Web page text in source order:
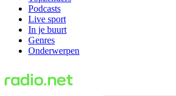
Podcasts
Live sport
In je buurt
Genres
Onderwerpen